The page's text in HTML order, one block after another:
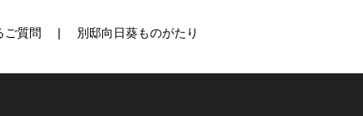
ご質問 別邸向日葵ものがたり